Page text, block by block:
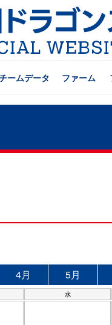
ームデータ ファーム
4月 5月
水